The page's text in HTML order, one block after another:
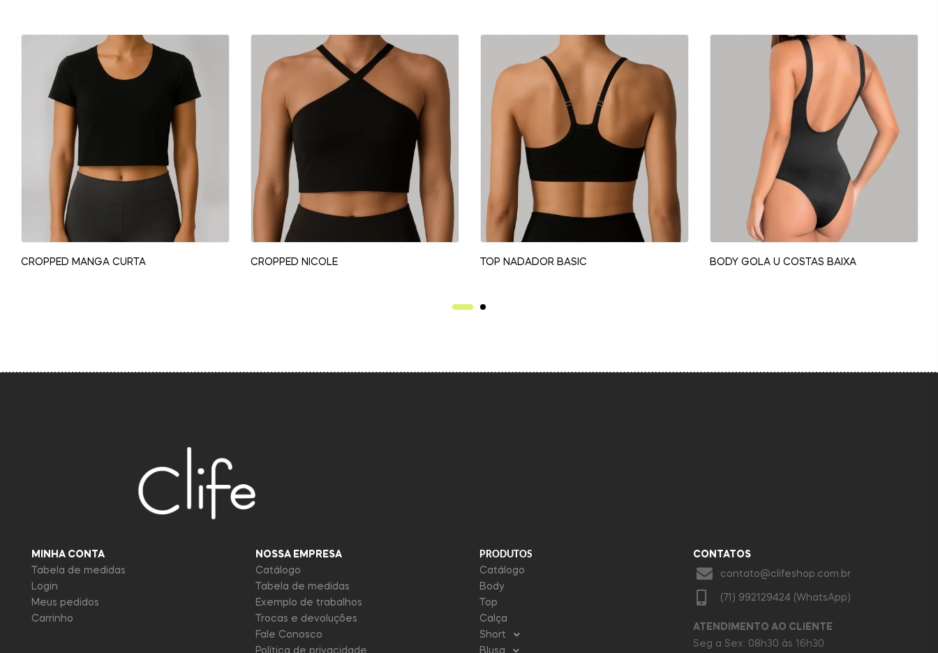
CROPPED MANGA CURTA CROPPED NICOLE TOP NADADOR BASIC BODY GOLA U COSTAS BAIXA
MINHA CONTA
Tabela de medidas
Login
Meus pedidos
Carrinho
NOSSA EMPRESA
Catálogo
Tabela de medidas
Exemplo de trabalhos
Trocas e devoluções
Fale Conosco
Política de privacidade
PRODUTOS
Catálogo
Body
Top
Calça
Short
Blusa
CONTATOS
contato@clifeshop.com.br
(71) 992129424 (WhatsApp)
ATENDIMENTO AO CLIENTE
Seg a Sex: 08h30 às 16h30